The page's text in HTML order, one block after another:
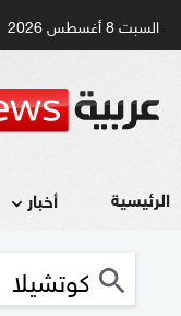
السبت 8 أغسطس 2026
الرئيسية أخبار